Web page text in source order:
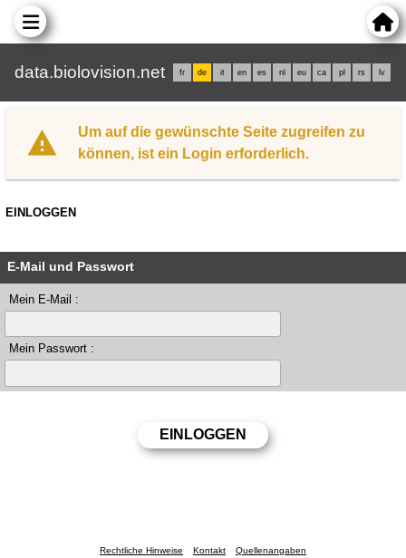
data.biolovision.net fr de it en es nl eu ca pl rs lv
Um auf die gewünschte Seite zugreifen zu
können, ist ein Login erforderlich.
EINLOGGEN
E-Mail und Passwort
Mein E-Mail :
Mein Passwort :
Rechtliche Hinweise Kontakt Quellenangaben